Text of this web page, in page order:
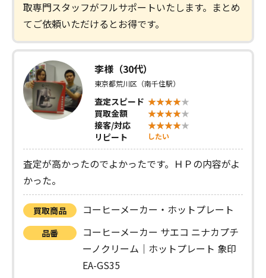
取専門スタッフがフルサポートいたします。まとめ
てご依頼いただけるとお得です。
李様（30代）
東京都荒川区（南千住駅）
査定スピード
買取金額
接客/対応
リピート
したい
査定が高かったのでよかったです。ＨＰの内容がよ
かった。
買取商品 コーヒーメーカー・ホットプレート
品番
コーヒーメーカー サエコ ニナカプチ
ーノクリーム｜ホットプレート 象印
EA-GS35